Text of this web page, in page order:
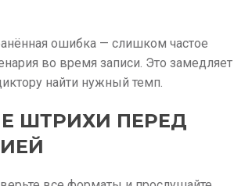
ошибка — слишком частое
во время записи. Это замедляет
найти нужный темп.
ШТРИХИ ПЕРЕД